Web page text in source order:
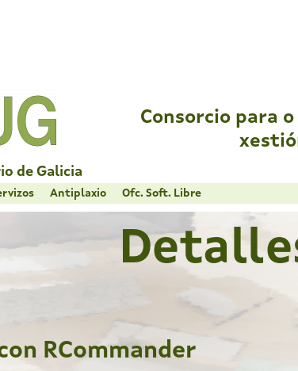
de Galicia
Consorcio para
Antiplaxio Ofc. Soft. Libre
RCommander